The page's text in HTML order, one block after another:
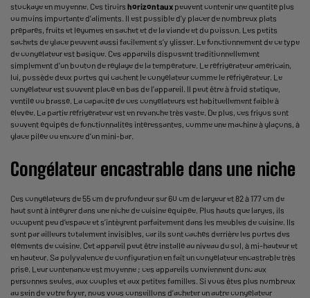
stockage en moyenne. Ces tiroirs horizontaux peuvent contenir une quantité plus
ou moins importante d’aliments. Il est possible d’y placer de nombreux plats
préparés, fruits et légumes en sachet et de la viande et du poisson. Les petits
sachets de glace peuvent aussi facilement s’y glisser. Le fonctionnement de ce type
de congélateur est basique. Ces appareils disposent traditionnellement
simplement d’un bouton de réglage de la température. Le réfrigérateur américain,
lui, possède deux portes qui cachent le congélateur comme le réfrigérateur. Le
congélateur est souvent placé en bas de l’appareil. Il peut être à froid statique,
ventilé ou brassé. La capacité de ces congélateurs est habituellement faible à
élevée. La partie réfrigérateur est en revanche très vaste. De plus, ces frigos sont
souvent équipés de fonctionnalités intéressantes, comme une machine à glaçons, à
glace pilée ou encore d’un mini-bar.
Congélateur encastrable dans une niche
Ces congélateurs de 55 cm de profondeur sur 60 cm de largeur et 82 à 177 cm de
haut sont à intégrer dans une niche de cuisine équipée. Plus hauts que larges, ils
occupent peu d’espace et s’intègrent parfaitement dans les meubles de cuisine. Ils
sont par ailleurs totalement invisibles, car ils sont cachés derrière les portes des
éléments de cuisine. Cet appareil peut être installé au niveau du sol, à mi-hauteur et
en hauteur. Sa polyvalence de configuration en fait un congélateur encastrable très
prisé. Leur contenance est moyenne ; ces appareils conviennent donc aux
personnes seules, aux couples et aux petites familles. Si vous êtes plus nombreux
au sein de votre foyer, nous vous conseillons d’acheter un autre congélateur